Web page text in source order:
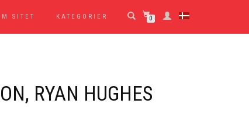
SITET KATEGORIER 0
RYAN HUGHES